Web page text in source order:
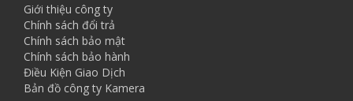
Giới thiệu công ty
Chính sách đổi trả
Chính sách bảo mật
Chính sách bảo hành
Điều Kiện Giao Dịch
Bản đồ công ty Kamera